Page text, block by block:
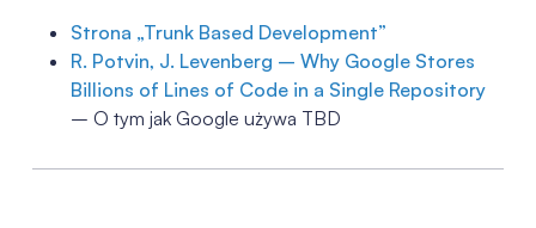
Strona „Trunk Based Development”
R. Potvin, J. Levenberg – Why Google Stores
Billions of Lines of Code in a Single Repository
– O tym jak Google używa TBD